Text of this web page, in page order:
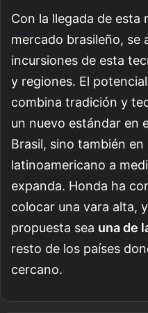
Con la llegada de esta
mercado brasileño, se
incursiones de esta
y regiones. El
combina tradición y
un nuevo estándar en
Brasil, sino también en
latinoamericano a
expanda. Honda ha
colocar una vara alta,
propuesta sea una de
resto de los países
cercano.